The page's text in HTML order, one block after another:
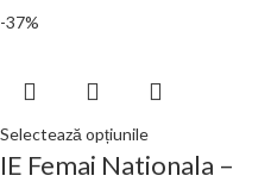
-37%
Selectează opțiunile
IE Femai Nationala –